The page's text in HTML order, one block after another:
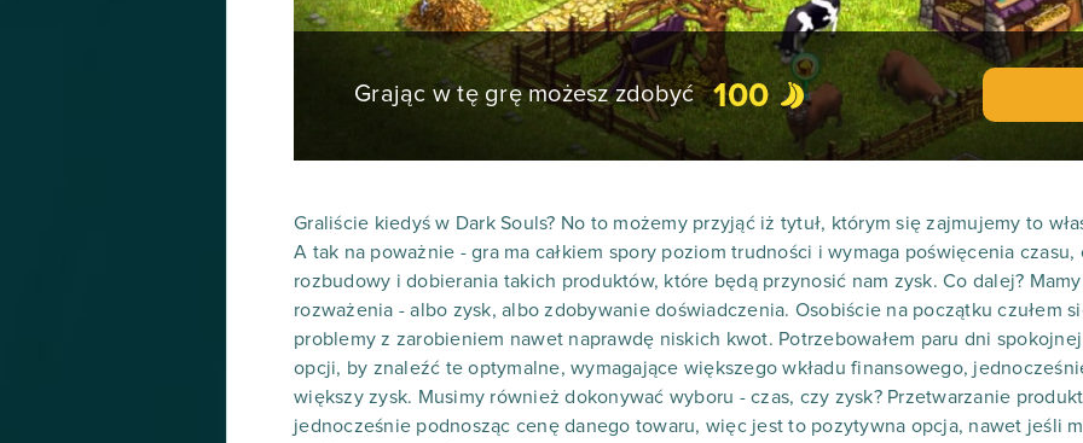
Grając w tę grę możesz zdobyć 100
Graliście kiedyś w Dark Souls? No to możemy przyjąć iż tytuł, którym się zajmujemy to
A tak na poważnie - gra ma całkiem spory poziom trudności i wymaga poświęcenia
rozbudowy i dobierania takich produktów, które będą przynosić nam zysk. Co dalej?
rozważenia - albo zysk, albo zdobywanie doświadczenia. Osobiście na początku czułem
problemy z zarobieniem nawet naprawdę niskich kwot. Potrzebowałem paru dni
opcji, by znaleźć te optymalne, wymagające większego wkładu finansowego,
większy zysk. Musimy również dokonywać wyboru - czas, czy zysk? Przetwarzanie
jednocześnie podnosząc cenę danego towaru, więc jest to pozytywna opcja, nawet jeśli